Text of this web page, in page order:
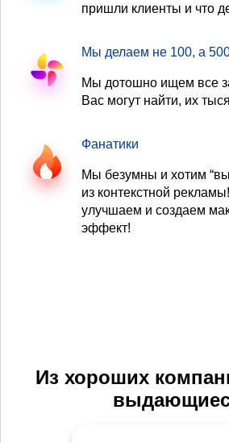
пришли клиенты и что
Мы делаем не 100, а
Мы дотошно ищем все
Вас могут найти, их
Фанатики
Мы безумны и хотим
из контекстной
улучшаем и создаем
эффект!
Из хороших